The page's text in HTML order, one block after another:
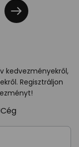
Következő
kedvezményekről,
Regisztráljon
Cég